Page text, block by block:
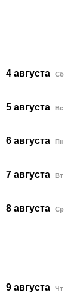
4 августа
Сб
5 августа
Вс
6 августа
Пн
7 августа
Вт
8 августа
Ср
9 августа
Чт